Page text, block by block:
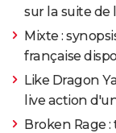
sur la suite de
Mixte :
française
Like Dragon
live action
Broken Rage